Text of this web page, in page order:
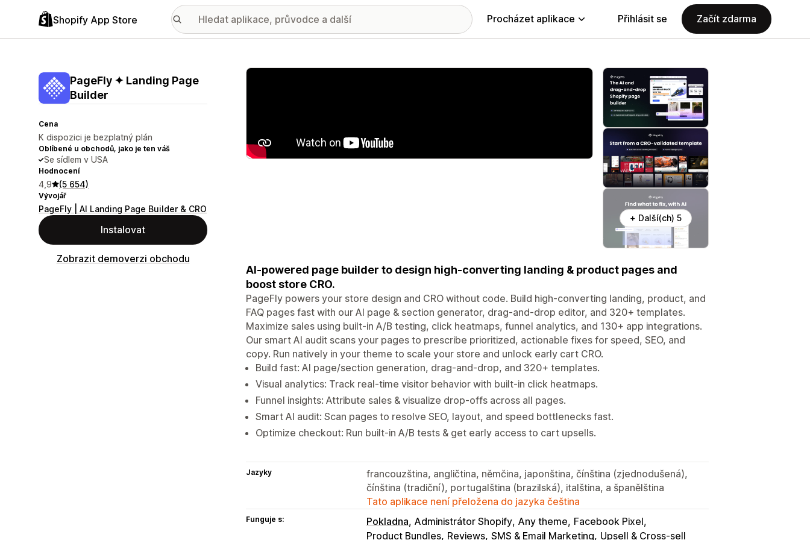
Shopify App Store Procházet aplikace Přihlásit se Začít zdarma
PageFly ✦ Landing Page
Builder
Cena
K dispozici je bezplatný plán
Oblíbené u obchodů, jako je ten váš
Se sídlem v USA
Hodnocení
4,9 (5 654)
Vývojář
PageFly | AI Landing Page Builder & CRO
Instalovat
Zobrazit demoverzi obchodu
Galerie propagovaných obrázků
+ Další(ch) 5
AI-powered page builder to design high-converting landing & product pages and
boost store CRO.
PageFly powers your store design and CRO without code. Build high-converting landing, product, and
FAQ pages fast with our AI page & section generator, drag-and-drop editor, and 320+ templates.
Maximize sales using built-in A/B testing, click heatmaps, funnel analytics, and 130+ app integrations.
Our smart AI audit scans your pages to prescribe prioritized, actionable fixes for speed, SEO, and
copy. Run natively in your theme to scale your store and unlock early cart CRO.
Build fast: AI page/section generation, drag-and-drop, and 320+ templates.
Visual analytics: Track real-time visitor behavior with built-in click heatmaps.
Funnel insights: Attribute sales & visualize drop-offs across all pages.
Smart AI audit: Scan pages to resolve SEO, layout, and speed bottlenecks fast.
Optimize checkout: Run built-in A/B tests & get early access to cart upsells.
Jazyky
francouzština, angličtina, němčina, japonština, čínština (zjednodušená),
čínština (tradiční), portugalština (brazilská), italština, a španělština
Tato aplikace není přeložena do jazyka čeština
Funguje s: Pokladna Administrátor Shopify Any theme Facebook Pixel
Product Bundles Reviews SMS & Email Marketing Upsell & Cross-sell